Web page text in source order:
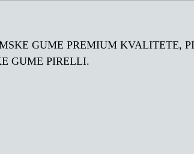
GUME PREMIUM KVALITETE,
GUME PIRELLI.